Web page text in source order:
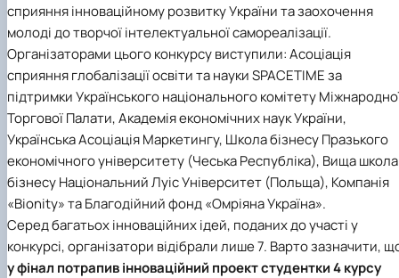
сприяння інноваційному розвитку України та заохочення
молоді до творчої інтелектуальної самореалізації.
Організаторами цього конкурсу виступили: Асоціація
сприяння глобалізації освіти та науки SPACETIME за
підтримки Українського національного комітету
Торгової Палати, Академія економічних наук України,
Українська Асоціація Маркетингу, Школа бізнесу Празького
економічного університету (Чеська Республіка), Вища школа
бізнесу Національний Луіс Університет (Польща), Компанія
«Bionity» та Благодійний фонд «Омріяна Україна».
Серед багатьох інноваційних ідей, поданих до участі у
конкурсі, організатори відібрали лише 7. Варто зазначити,
у фінал потрапив інноваційний проект студентки 4 курсу